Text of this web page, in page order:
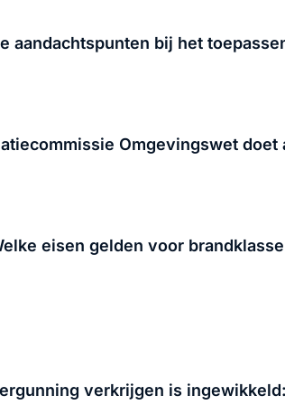
aandachtspunten bij het
Omgevingswet doet
eisen gelden voor
verkrijgen is